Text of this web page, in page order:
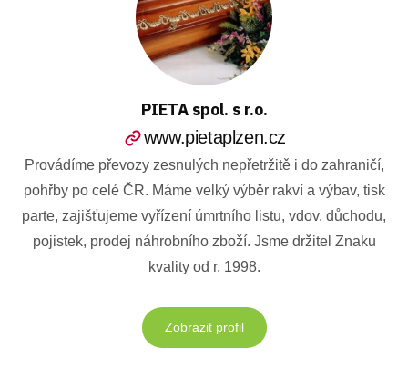
PIETA spol. s r.o.
www.pietaplzen.cz
Provádíme převozy zesnulých nepřetržitě i do zahraničí,
pohřby po celé ČR. Máme velký výběr rakví a výbav, tisk
parte, zajišťujeme vyřízení úmrtního listu, vdov. důchodu,
pojistek, prodej náhrobního zboží. Jsme držitel Znaku
kvality od r. 1998.
Zobrazit profil